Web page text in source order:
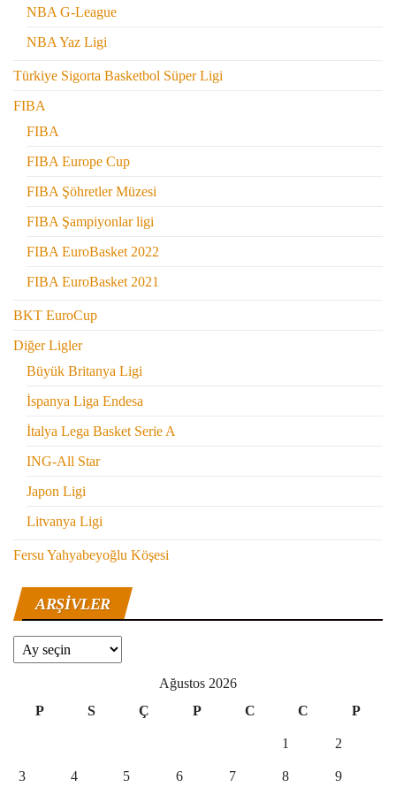
NBA G-League
NBA Yaz Ligi
Türkiye Sigorta Basketbol Süper Ligi
FIBA
FIBA
FIBA Europe Cup
FIBA Şöhretler Müzesi
FIBA Şampiyonlar ligi
FIBA EuroBasket 2022
FIBA EuroBasket 2021
BKT EuroCup
Diğer Ligler
Büyük Britanya Ligi
İspanya Liga Endesa
İtalya Lega Basket Serie A
ING-All Star
Japon Ligi
Litvanya Ligi
Fersu Yahyabeyoğlu Köşesi
ARŞIVLER
Arşivler
Ağustos 2026
P
S Ç P C C P
1 2
3 4 5 6 7 8 9